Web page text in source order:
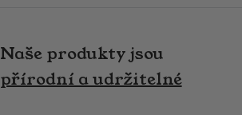
Naše produkty jsou
přírodní a udržitelné